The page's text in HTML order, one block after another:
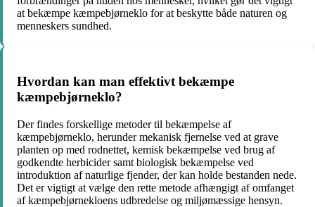
at bekæmpe kæmpebjørneklo for at beskytte både naturen og
menneskers sundhed.
Hvordan kan man effektivt bekæmpe
kæmpebjørneklo?
Der findes forskellige metoder til bekæmpelse af
kæmpebjørneklo, herunder mekanisk fjernelse ved at grave
planten op med rodnettet, kemisk bekæmpelse ved brug af
godkendte herbicider samt biologisk bekæmpelse ved
introduktion af naturlige fjender, der kan holde bestanden nede.
Det er vigtigt at vælge den rette metode afhængigt af omfanget
af kæmpebjørnekloens udbredelse og miljømæssige hensyn.